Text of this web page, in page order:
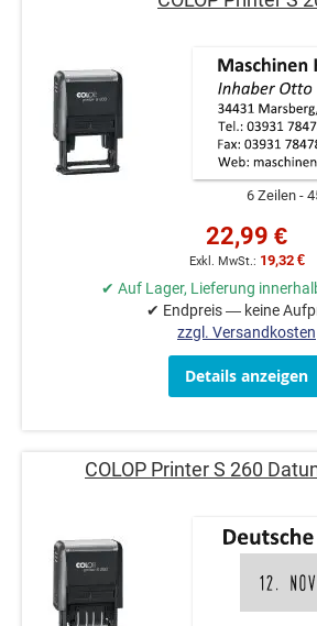
6 Zeilen
22,99 €
19,32 €
✔ Auf Lager, Lieferung
✔ Endpreis — keine
zzgl. Versandkosten
Details anzeigen
COLOP Printer S 260